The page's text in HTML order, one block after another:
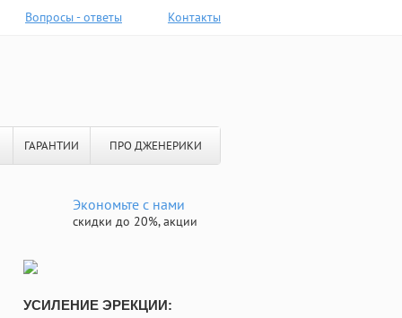
Вопросы - ответы Контакты
ГАРАНТИИ ПРО ДЖЕНЕРИКИ
Экономьте с нами
скидки до 20%, акции
УСИЛЕНИЕ ЭРЕКЦИИ: